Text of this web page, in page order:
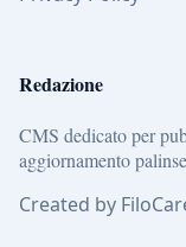
Redazione
CMS dedicato per
aggiornamento
Created by